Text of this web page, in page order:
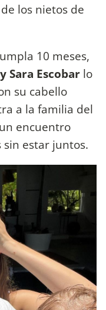
los nietos de
10 meses,
Sara Escobar lo
su cabello
a la familia del
encuentro
sin estar juntos.